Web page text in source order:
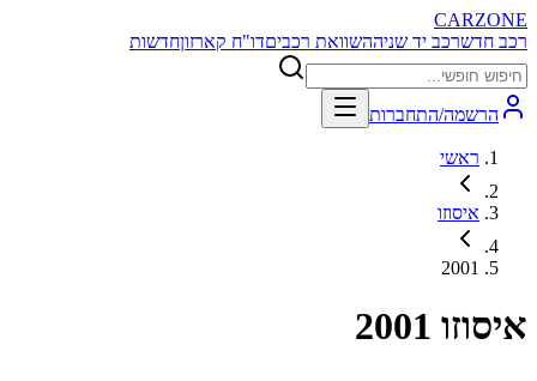
CARZONE
רכב חדשרכב יד שניההשוואת רכביםדו"ח קארזוןחדשות
הרשמה/התחברות
ראשי
איסוזו
2001
איסוזו 2001